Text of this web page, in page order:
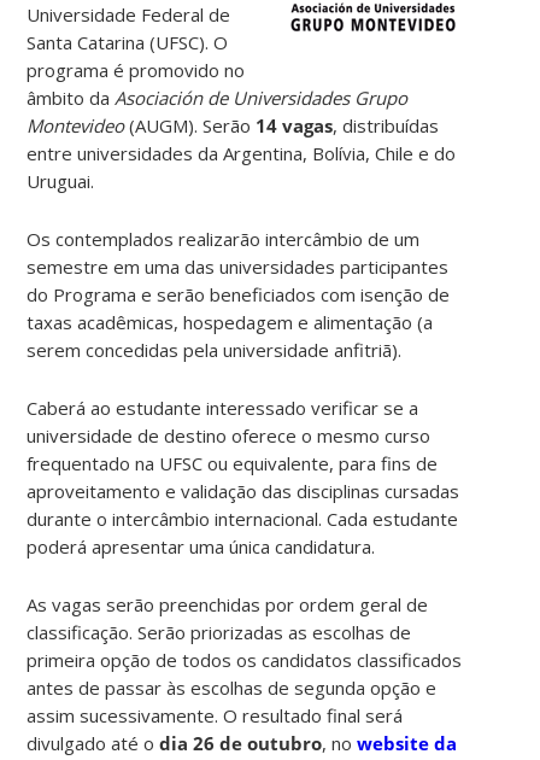
Universidade Federal de
Santa Catarina (UFSC). O
programa é promovido no
âmbito da Asociación de Universidades Grupo
Montevideo(AUGM). Serão 14 vagas, distribuídas
entre universidades da Argentina, Bolívia, Chile e do
Uruguai.
Os contemplados realizarão intercâmbio de um
semestre em uma das universidades participantes
do Programa e serão beneficiados com isenção de
taxas acadêmicas, hospedagem e alimentação (a
serem concedidas pela universidade anfitriã).
Caberá ao estudante interessado verificar se a
universidade de destino oferece omesmo curso
frequentado na UFSC ou equivalente, para fins de
aproveitamento e validaçãodas disciplinas cursadas
durante o intercâmbio internacional. Cada estudante
poderá apresentar uma única candidatura.
As vagas serão preenchidas por ordem geral de
classificação. Serão priorizadas asescolhas de
primeira opção de todos os candidatos classificados
antes de passar às escolhas desegunda opção e
assim sucessivamente.O resultado final será
divulgado até odia 26 de outubro, nowebsite da